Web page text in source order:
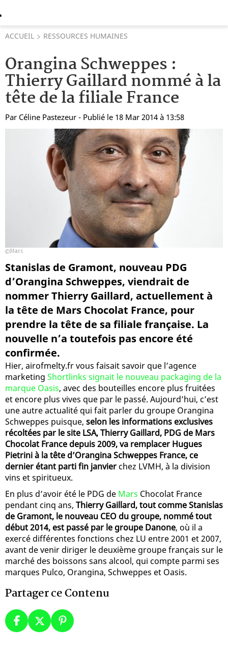
ACCUEIL RESSOURCES HUMAINES
Orangina Schweppes :
Thierry Gaillard nommé à la
tête de la filiale France
Par Céline Pastezeur - Publié le 18 Mar 2014 à 13:58
Mars
Stanislas de Gramont, nouveau PDG
d’Orangina Schweppes, viendrait de
nommer Thierry Gaillard, actuellement à
la tête de Mars Chocolat France, pour
prendre la tête de sa filiale française. La
nouvelle n’a toutefois pas encore été
confirmée.
Hier, airofmelty.fr vous faisait savoir que l’agence
marketing Shortlinks signait le nouveau packaging de la
marque Oasis, avec des bouteilles encore plus fruitées
et encore plus vives que par le passé. Aujourd’hui, c’est
une autre actualité qui fait parler du groupe Orangina
Schweppes puisque, selon les informations exclusives
récoltées par le site LSA, Thierry Gaillard, PDG de Mars
Chocolat France depuis 2009, va remplacer Hugues
Pietrini à la tête d’Orangina Schweppes France, ce
dernier étant parti fin janvierchez LVMH, à la division
vins et spiritueux.
En plus d’avoir été le PDG de Mars Chocolat France
pendant cinq ans, Thierry Gaillard, tout comme Stanislas
de Gramont, le nouveau CEO du groupe, nommé tout
début 2014, est passé par le groupe Danone, où il a
exercé différentes fonctions chez LU entre 2001 et 2007,
avant de venir diriger le deuxième groupe français sur le
marché des boissons sans alcool, qui compte parmi ses
marques Pulco, Orangina, Schweppes et Oasis.
Partager ce Contenu